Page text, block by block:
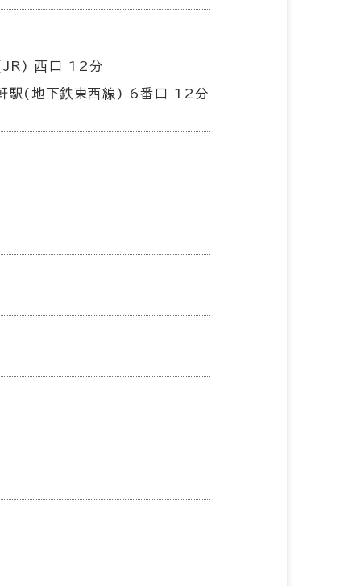
西口 12分
駅(地下鉄東西線) 6番口 12分